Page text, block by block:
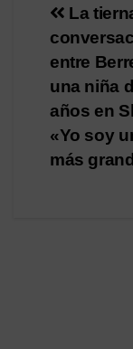
de
La
entre
una niña
años en
«Yo soy
más